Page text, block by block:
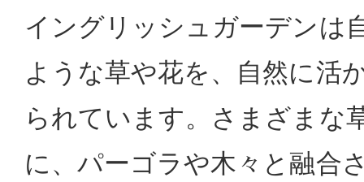
イングリッシュガーデンは
ような草や花を、自然に活
られています。さまざまな
に、パーゴラや木々と融合